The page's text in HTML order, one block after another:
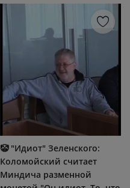
🤡 "Идиот" Зеленского:
Коломойский считает
Миндича разменной